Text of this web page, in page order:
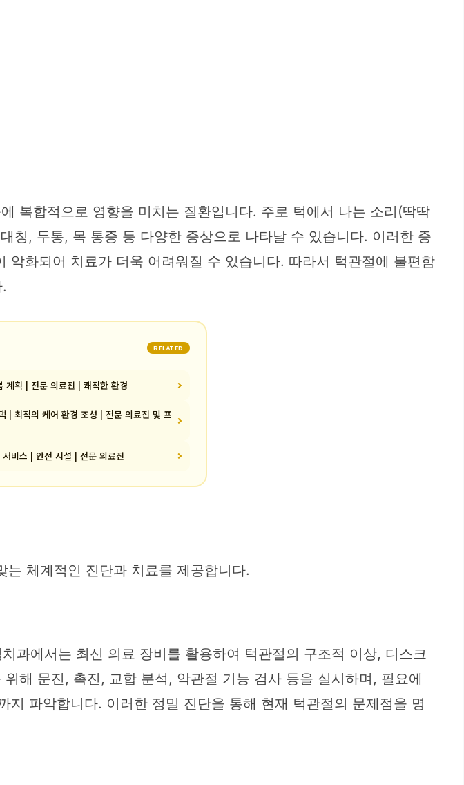
복합적으로 영향을 미치는 질환입니다. 주로 턱에서 나는 소리(딱딱
칭, 두통, 목 통증 등 다양한 증상으로 나타날 수 있습니다. 이러한 증
화되어 치료가 더욱 어려워질 수 있습니다. 따라서 턱관절에 불편함
RELATED
계획 | 전문 의료진 | 쾌적한 환경
| 최적의 케어 환경 조성 | 전문 의료진 및 프
비스 | 안전 시설 | 전문 의료진
체계적인 진단과 치료를 제공합니다.
과에서는 최신 의료 장비를 활용하여 턱관절의 구조적 이상, 디스크
해 문진, 촉진, 교합 분석, 악관절 기능 검사 등을 실시하며, 필요에
파악합니다. 이러한 정밀 진단을 통해 현재 턱관절의 문제점을 명